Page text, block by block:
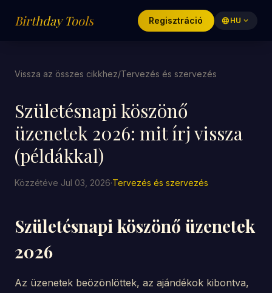
Birthday Tools Regisztráció language HU expand_more
Vissza az összes cikkhez/Tervezés és szervezés
Születésnapi köszönő
üzenetek 2026: mit írj vissza
(példákkal)
Közzétéve Jul 03, 2026·Tervezés és szervezés
Születésnapi köszönő üzenetek
2026
Az üzenetek beözönlöttek, az ajándékok kibontva,